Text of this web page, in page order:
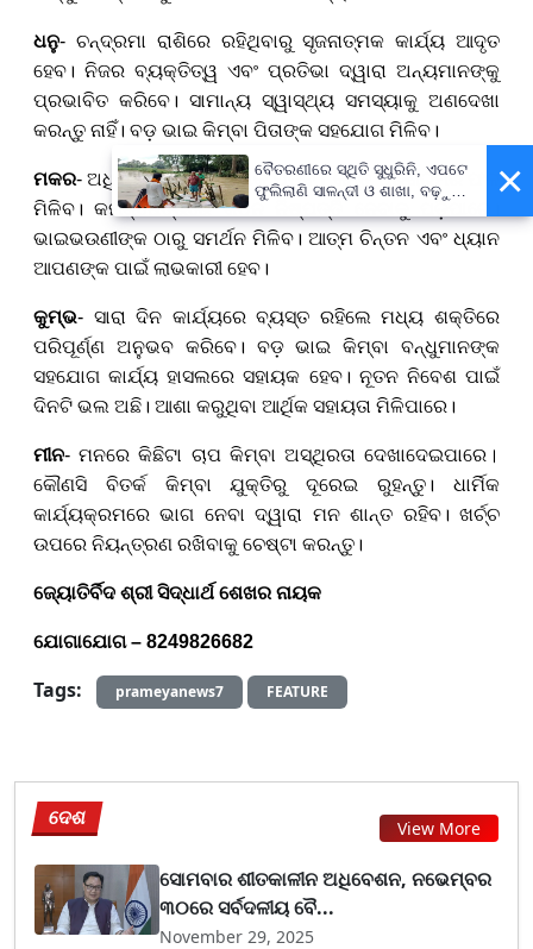
ଧନୁ- ଚନ୍ଦ୍ରମା ରାଶିରେ ରହିଥିବାରୁ ସୃଜନାତ୍ମକ କାର୍ଯ୍ୟ ଆଦୃତ
ହେବ। ନିଜର ବ୍ୟକ୍ତିତ୍ୱ ଏବଂ ପ୍ରତିଭା ଦ୍ୱାରା ଅନ୍ୟମାନଙ୍କୁ
ପ୍ରଭାବିତ କରିବେ। ସାମାନ୍ୟ ସ୍ୱାସ୍ଥ୍ୟ ସମସ୍ୟାକୁ ଅଣଦେଖା
କରନ୍ତୁ ନାହିଁ। ବଡ଼ ଭାଇ କିମ୍ବା ପିତାଙ୍କ ସହଯୋଗ ମିଳିବ।
ମକର- ଅଧିକ ପରିଶ୍ରମୀ ହେବାକୁ ପଡ଼ିବ। କିନ୍ତୁ ପରିଶ୍ରମର ଫଳ
ମିଳିବ। କର୍ମକ୍ଷେତ୍ରରେ କଠିନ ନିଷ୍ପତ୍ତି ନେବାକୁ ପଡ଼ିପାରେ।
ଭାଇଭଉଣୀଙ୍କ ଠାରୁ ସମର୍ଥନ ମିଳିବ। ଆତ୍ମ ଚିନ୍ତନ ଏବଂ ଧ୍ୟାନ
ଆପଣଙ୍କ ପାଇଁ ଲାଭକାରୀ ହେବ।
କୁମ୍ଭ- ସାରା ଦିନ କାର୍ଯ୍ୟରେ ବ୍ୟସ୍ତ ରହିଲେ ମଧ୍ୟ ଶକ୍ତିରେ
ପରିପୂର୍ଣ୍ଣ ଅନୁଭବ କରିବେ। ବଡ଼ ଭାଇ କିମ୍ବା ବନ୍ଧୁମାନଙ୍କ
ସହଯୋଗ କାର୍ଯ୍ୟ ହାସଲରେ ସହାୟକ ହେବ। ନୂତନ ନିବେଶ ପାଇଁ
ଦିନଟି ଭଲ ଅଛି। ଆଶା କରୁଥିବା ଆର୍ଥିକ ସହାୟତା ମିଳିପାରେ।
ମୀନ- ମନରେ କିଛିଟା ଚାପ କିମ୍ବା ଅସ୍ଥିରତା ଦେଖାଦେଇପାରେ ।
କୌଣସି ବିତର୍କ କିମ୍ବା ଯୁକ୍ତିରୁ ଦୂରେଇ ରୁହନ୍ତୁ। ଧାର୍ମିକ
କାର୍ଯ୍ୟକ୍ରମରେ ଭାଗ ନେବା ଦ୍ୱାରା ମନ ଶାନ୍ତ ରହିବ। ଖର୍ଚ୍ଚ
ଉପରେ ନିୟନ୍ତ୍ରଣ ରଖିବାକୁ ଚେଷ୍ଟା କରନ୍ତୁ।
ଜ୍ୟୋତିର୍ବିଦ ଶ୍ରୀ ସିଦ୍ଧାର୍ଥ ଶେଖର ନାୟକ
ଯୋଗାଯୋଗ – 8249826682
Tags: prameyanews7 FEATURE
ଦେଶ View More
ସୋମବାର ଶୀତକାଳୀନ ଅଧିବେଶନ, ନଭେମ୍ବର
୩୦ରେ ସର୍ବଦଳୀୟ ବୈ...
November 29, 2025
×
ବୈତରଣୀରେ ସ୍ଥିତି ସୁଧୁରିନି, ଏପଟେ
ଫୁଲିଲାଣି ସାଳନ୍ଦୀ ଓ ଶାଖା, ବଢ଼ୁଛି
ବନ୍ୟା ଭୟ